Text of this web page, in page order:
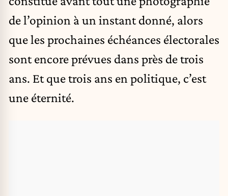
de l’opinion à un instant donné, alors
que les prochaines échéances électorales
sont encore prévues dans près de trois
ans. Et que trois ans en politique, c’est
une éternité.